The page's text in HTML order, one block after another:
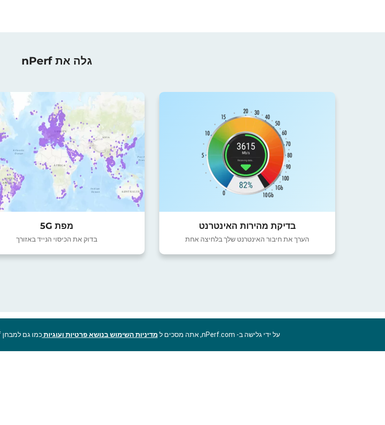
גלה את nPerf
בדיקת מהירות האינטרנט
הערך את חיבור האינטרנט שלך בלחיצה אחת
מפת 5G
בדוק את הכיסוי הנייד באזורך
על ידי גלישה ב- nPerf.com, אתה מסכים ל מדיניות השימוש בנושא פרטיות ועוגיותכמו גם למבחן nPerf שלנו